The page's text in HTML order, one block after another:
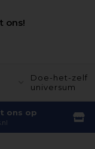
ons!
Doe-het-zelf
universum
ons op